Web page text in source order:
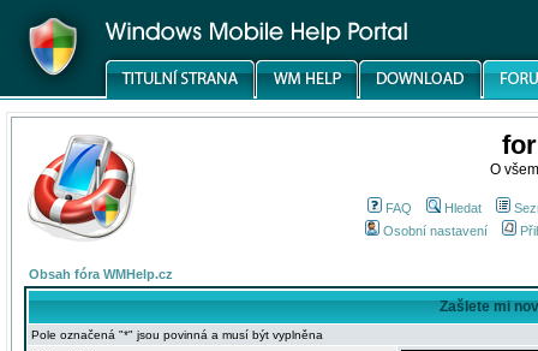
O
FAQ Hledat
Osobní nastavení
Obsah fóra WMHelp.cz
Zašlete mi
Pole označená "*" jsou povinná a musí být vyplněna